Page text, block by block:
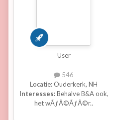
User
546
Locatie:Ouderkerk, NH
Interesses:Behalve B&A ook,
het wÃƒÂ©ÃƒÂ©r..